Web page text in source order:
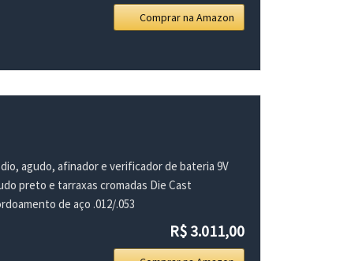
Comprar na Amazon
agudo, afinador e verificador de bateria 9V
preto e tarraxas cromadas Die Cast
de aço .012/.053
R$ 3.011,00